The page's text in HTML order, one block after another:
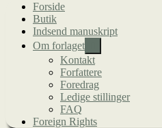
Forside
Butik
Indsend manuskript
Om forlaget
undermenu
Kontakt
Forfattere
Foredrag
Ledige stillinger
FAQ
Foreign Rights